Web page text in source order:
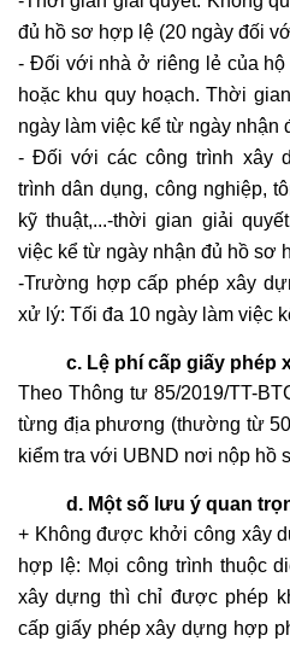
đủ hồ sơ hợp lệ (20 ngày đối
- Đối với nhà ở riêng lẻ của hộ
hoặc khu quy hoạch. Thời
ngày làm việc kể từ ngày nhận
- Đối với các công trình xây
trình dân dụng, công nghiệp,
kỹ thuật,...-thời gian giải
việc kể từ ngày nhận đủ hồ sơ
-Trường hợp cấp phép xây
xử lý: Tối đa 10 ngày làm việc
c. Lệ phí cấp giấy phép
Theo Thông tư 85/2019/TT-
từng địa phương (thường từ
kiểm tra với UBND nơi nộp hồ
d. Một số lưu ý quan
+ Không được khởi công xây
hợp lệ: Mọi công trình thuộc
xây dựng thì chỉ được phép
cấp giấy phép xây dựng hợp